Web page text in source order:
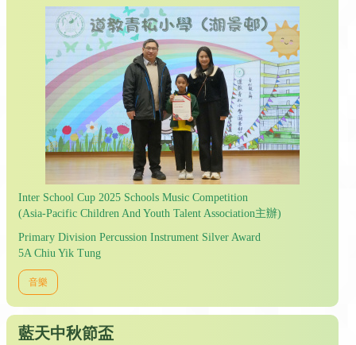
Inter School Cup 2025 Schools Music Competition
(Asia-Pacific Children And Youth Talent Association主辦)
Primary Division Percussion Instrument Silver Award
5A Chiu Yik Tung
音樂
藍天中秋節盃